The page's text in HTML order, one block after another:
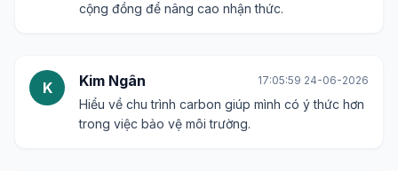
cộng đồng để nâng cao nhận thức.
K Kim Ngân 17:05:59 24-06-2026
Hiểu về chu trình carbon giúp mình có ý thức hơn
trong việc bảo vệ môi trường.